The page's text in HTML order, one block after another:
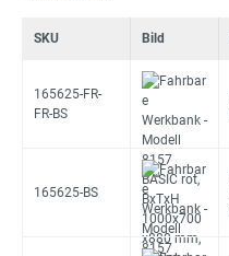
SKU Bild
165625-FR-
FR-BS
165625-BS